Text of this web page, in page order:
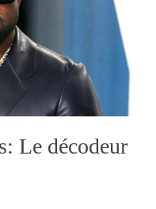
Le décodeur